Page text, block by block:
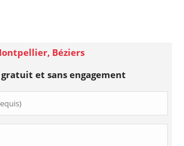
Béziers
gratuit et sans engagement